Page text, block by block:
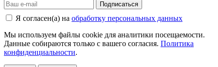
Подписаться
Я согласен(а) на обработку персональных данных
Мы используем файлы cookie для аналитики посещаемости.
Данные собираются только с вашего согласия. Политика
конфиденциальности.